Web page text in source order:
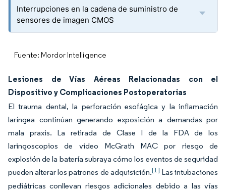
Interrupciones en la cadena de suministro de
sensores de imagen CMOS
Fuente: Mordor Intelligence
Lesiones de Vías Aéreas Relacionadas con el
Dispositivo y Complicaciones Postoperatorias
El trauma dental, la perforación esofágica y la inflamación
laríngea continúan generando exposición a demandas por
mala praxis. La retirada de Clase I de la FDA de los
laringoscopios de video McGrath MAC por riesgo de
explosión de la batería subraya cómo los eventos de seguridad
pueden alterar los patrones de adquisición.[1] Las intubaciones
pediátricas conllevan riesgos adicionales debido a las vías